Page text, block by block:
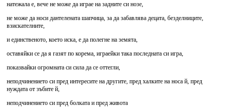
натежала е, вече не може да играе на задните си нозе,
не може да носи дантелената шапчица, за да забавлява децата, безделниците,
взискателните,
и единственото, което иска, е да полегне на земята,
оставяйки се да я газят по корема, играейки така последната си игра,
показвайки огромната си сила да се оттегли,
неподчинението си пред интересите на другите, пред халките на носа й, пред
нуждата от зъбите й,
неподчинението си пред болката и пред живота